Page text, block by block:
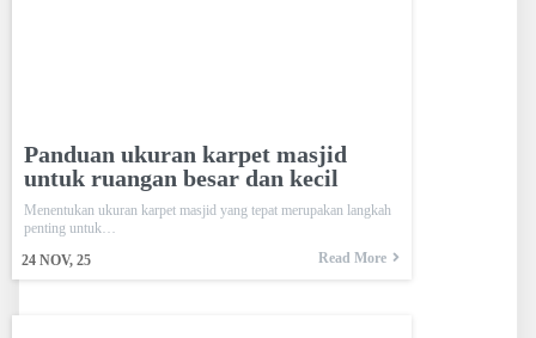
Panduan ukuran karpet masjid
untuk ruangan besar dan kecil
24 NOV, 25
Menentukan ukuran karpet masjid yang tepat merupakan langkah
penting untuk…
Read More